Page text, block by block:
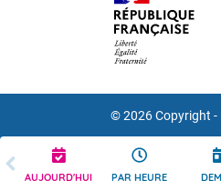
AUJOURD'HUI PAR HEURE
© 2026 Copyright -